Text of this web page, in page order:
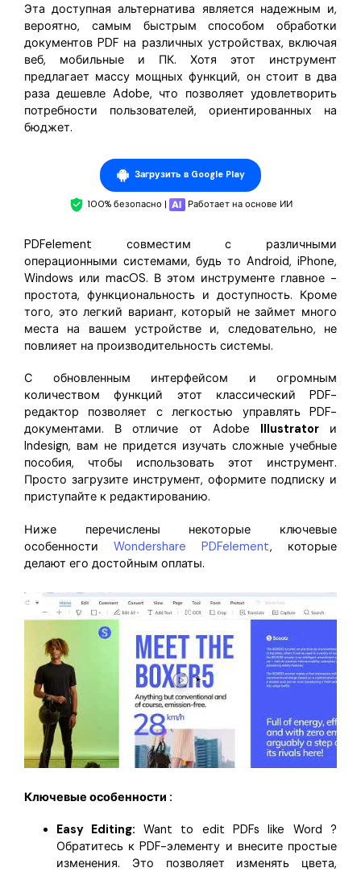
Эта доступная альтернатива является надежным и,
вероятно, самым быстрым способом обработки
документов PDF на различных устройствах, включая
веб, мобильные и ПК. Хотя этот инструмент
предлагает массу мощных функций, он стоит в два
раза дешевле Adobe, что позволяет удовлетворить
потребности пользователей, ориентированных на
бюджет.
Загрузить в Google Play
100% безопасно | Работает на основе ИИ
PDFelement совместим с различными
операционными системами, будь то Android, iPhone,
Windows или macOS. В этом инструменте главное -
простота, функциональность и доступность. Кроме
того, это легкий вариант, который не займет много
места на вашем устройстве и, следовательно, не
повлияет на производительность системы.
С обновленным интерфейсом и огромным
количеством функций этот классический PDF-
редактор позволяет с легкостью управлять PDF-
документами. В отличие от Adobe
Illustrator
и
Indesign, вам не придется изучать сложные учебные
пособия, чтобы использовать этот инструмент.
Просто загрузите инструмент, оформите подписку и
приступайте к редактированию.
Ниже перечислены некоторые ключевые
особенности
Wondershare PDFelement, которые
делают его достойным оплаты.
Ключевые особенности :
Easy Editing:
Want to edit PDFs like Word ?
Обратитесь к PDF-элементу и внесите простые
изменения. Это позволяет изменять цвета,